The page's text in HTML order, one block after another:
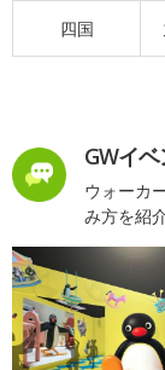
四国
GWイ
ウォーカ
み方を紹